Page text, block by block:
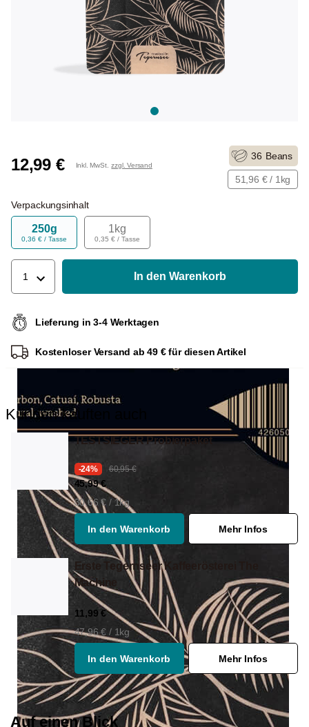
12,99 € Inkl. MwSt. zzgl. Versand
36 Beans
51,96 € / 1kg
Verpackungsinhalt
250g
0,36 € / Tasse
1kg
0,35 € / Tasse
1 In den Warenkorb
Lieferung in 3-4 Werktagen
Kostenloser Versand ab 49 € für diesen Artikel
Kunden kauften auch
TESTSIEGER Probierpaket
-24% 60,95 €
45,99 €
30,66 € / 1kg
In den Warenkorb Mehr Infos
Erste Tegernseer Kaffeerösterei The
Machine
11,99 €
47,96 € / 1kg
In den Warenkorb Mehr Infos
Auf einen Blick